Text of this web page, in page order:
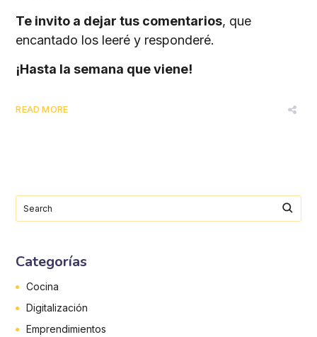
Te invito a dejar tus comentarios, que
encantado los leeré y responderé.
¡Hasta la semana que viene!
READ MORE
Categorías
Cocina
Digitalización
Emprendimientos